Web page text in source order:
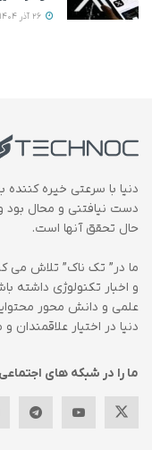
دنیا با سرعتی خیره
دست نیافتنی و محال بود
حال تحقق آنها است.
ما در” تک ناک” تلاش می
و اخبار تکنولوژی داشته
علمی و دانش محور
دنیا در اختیار
ما را در شبکه های